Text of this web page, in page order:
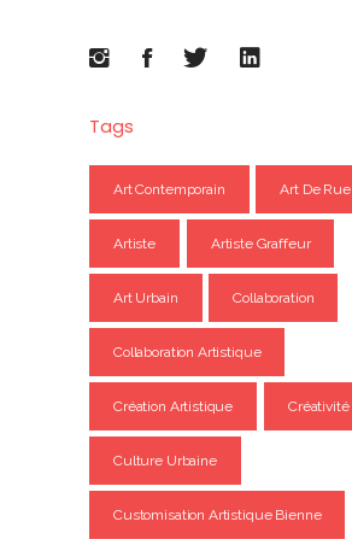
Tags
Art Contemporain Art De Rue
Artiste Artiste Graffeur
Art Urbain Collaboration
Collaboration Artistique
Création Artistique Créativité
Culture Urbaine
Customisation Artistique Bienne